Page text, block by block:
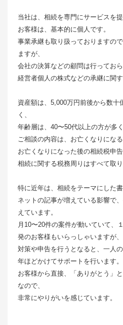
当社は、相続を専門にサービスを提
お客様は、基本的に個人です。
事業承継も取り扱っておりますの
ますが、
会社の決算などの顧問は行っておら
経営者個人の株式などの承継に関
資産額は、5,000万円前後から数十
く、
年齢層は、40〜50代以上の方が多
ご相談の内容は、お亡くなりにな
お亡くなりになった後の相続税申告
相続に関する税務周りはすべて取り
特に近年は、相続をテーマにした書
ネットの記事が増えている影響で
えています。
月10〜20件の案件が動いていて、
発のお客様もいらっしゃいますが、
対策や申告を行うとなると、一人
年ほどかけてサポートを行います。
お客様から直接、「ありがとう」
なので、
非常にやりがいを感じています。